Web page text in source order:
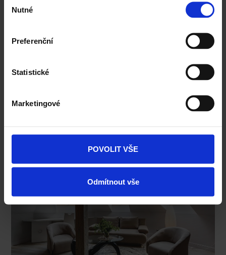
souhlasu
Nutné
Preferenční
Statistické
Marketingové
POVOLIT VŠE
Odmítnout vše